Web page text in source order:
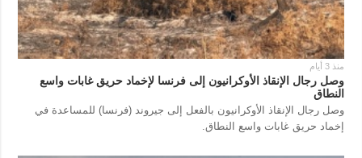
منذ 3 أيام
وصل رجال الإنقاذ الأوكرانيون إلى فرنسا لإخماد حريق غابات واسع
النطاق
وصل رجال الإنقاذ الأوكرانيون بالفعل إلى جيروند (فرنسا) للمساعدة في
إخماد حريق غابات واسع النطاق.